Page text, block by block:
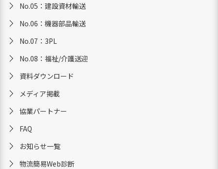
No.05：建設資材輸送
No.06：機器部品輸送
No.07：3PL
No.08：福祉/介護送迎
資料ダウンロード
メディア掲載
協業パートナー
FAQ
お知らせ一覧
物流簡易Web診断